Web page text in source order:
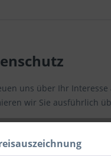
uns über Ihr
wir Sie ausführlich
Verarbeitung und